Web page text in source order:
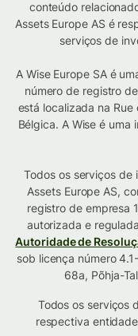
conteúdo
Assets Europe AS é
serviços de
A Wise Europe SA é
número de registro
está localizada na Rue
Bélgica. A Wise é
Todos os serviços de
Assets Europe AS,
registro de empresa
autorizada e
Autoridade de
sob licença número
68a, Põhja-
Todos os serviços
respectiva